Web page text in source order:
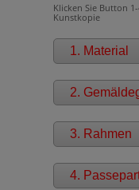
Klicken Sie Button
Kunstkopie
1. Material
2.
3. Rahmen
4.